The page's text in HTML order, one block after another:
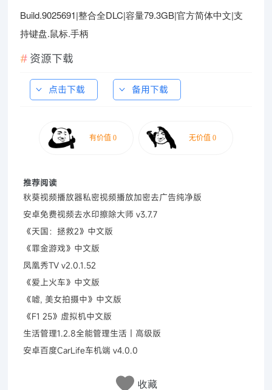
Build.9025691|整合全DLC|容量79.3GB|官方简体中文|支
持键盘.鼠标.手柄
资源下载
点击下载 备用下载
推荐阅读
秋葵视频播放器私密视频播放加密去广告纯净版
安卓免费视频去水印擦除大师 v3.7.7
《天国：拯救2》中文版
《罪金游戏》中文版
凤凰秀TV v2.0.1.52
《爱上火车》中文版
《嘘, 美女拍摄中》中文版
《F1 25》虚拟机中文版
生活管理1.2.8全能管理生活｜高级版
安卓百度CarLife车机端 v4.0.0
收藏